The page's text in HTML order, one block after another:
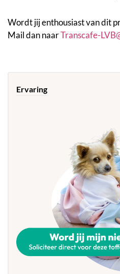
Wordt jij enthousiast van dit
Mail dan naarTranscafe-
Ervaring